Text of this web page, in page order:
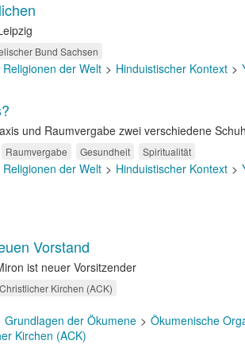
Bund Sachsen
Religionen der Welt Hinduistischer Kontext
und Raumvergabe zwei verschiedene
Raumvergabe Gesundheit Spiritualität
Religionen der Welt Hinduistischer Kontext
Vorstand
ist neuer Vorsitzender
Kirchen (ACK)
Grundlagen der Ökumene
Ökumenische
Kirchen (ACK)